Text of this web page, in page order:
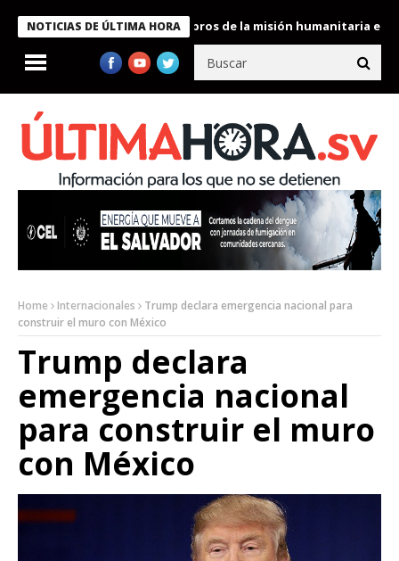
NOTICIAS DE ÚLTIMA HORA
Bukele condecora a miembros de la misión humanitaria enviada
Home Internacionales
Trump declara emergencia nacional para
construir el muro con México
Trump declara
emergencia nacional
para construir el muro
con México